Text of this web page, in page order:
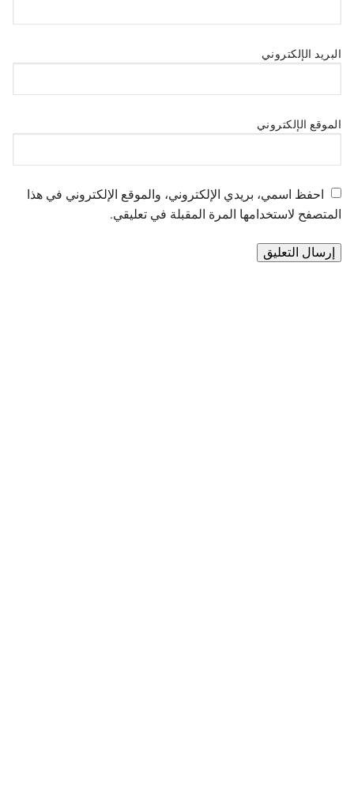
البريد الإلكتروني
الموقع الإلكتروني
احفظ اسمي، بريدي الإلكتروني، والموقع الإلكتروني في هذا
المتصفح لاستخدامها المرة المقبلة في تعليقي.